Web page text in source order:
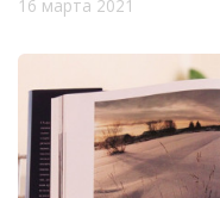
16 марта 2021